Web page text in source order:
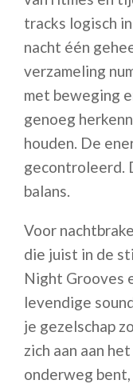
tracks logisch
nacht één
verzameling
met beweging
genoeg
houden. De
gecontroleerd.
balans.
Voor
die juist in de
Night Grooves
levendige
je gezelschap
zich aan aan
onderweg